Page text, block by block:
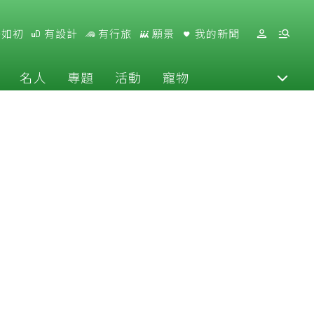
初 有設計 有行旅 願景 我的新聞
名人 專題 活動 寵物